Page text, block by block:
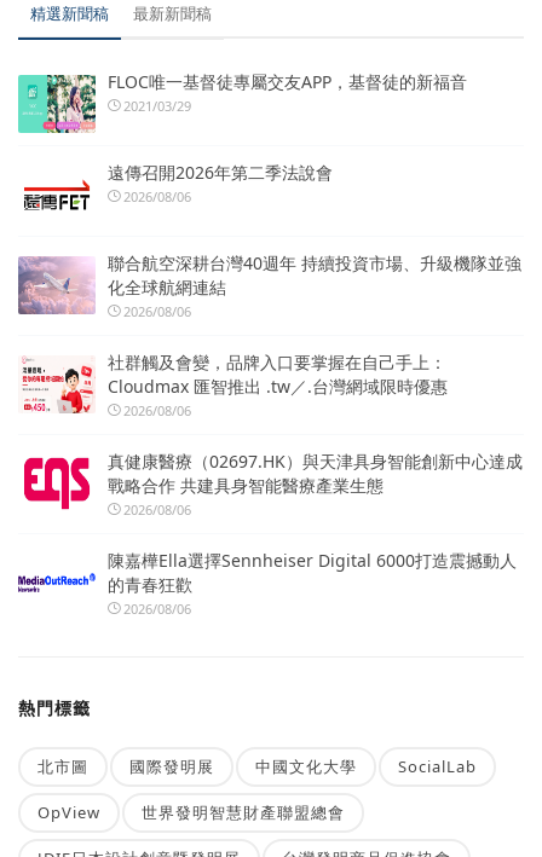
精選新聞稿 最新新聞稿
FLOC唯一基督徒專屬交友APP，基督徒的新福音
2021/03/29
遠傳召開2026年第二季法說會
2026/08/06
聯合航空深耕台灣40週年 持續投資市場、升級機隊並強
化全球航網連結
2026/08/06
社群觸及會變，品牌入口要掌握在自己手上：
Cloudmax 匯智推出 .tw／.台灣網域限時優惠
2026/08/06
真健康醫療（02697.HK）與天津具身智能創新中心達成
戰略合作 共建具身智能醫療產業生態
2026/08/06
陳嘉樺Ella選擇Sennheiser Digital 6000打造震撼動人
的青春狂歡
2026/08/06
熱門標籤
北市圖 國際發明展 中國文化大學 SocialLab
OpView 世界發明智慧財產聯盟總會